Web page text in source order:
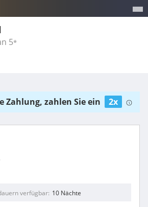
5*
Zahlung, zahlen Sie ein 2x
verfügbar 10 Nächte